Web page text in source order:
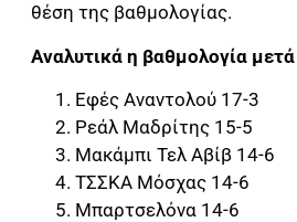
θέση της βαθμολογίας.
Αναλυτικά η βαθμολογία
Εφές Αναντολού 17-3
Ρεάλ Μαδρίτης 15-5
Μακάμπι Τελ Αβίβ 14-6
ΤΣΣΚΑ Μόσχας 14-6
Μπαρτσελόνα 14-6